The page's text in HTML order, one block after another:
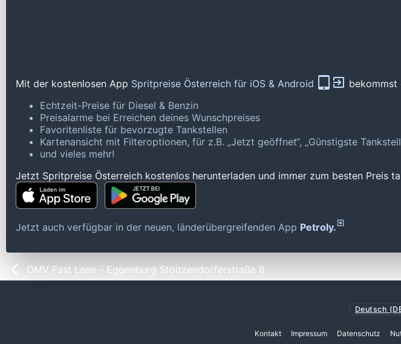
Mit der kostenlosen App Spritpreise Österreich für iOS & Android
bekommst
Echtzeit-Preise für Diesel & Benzin
Preisalarme bei Erreichen deines Wunschpreises
Favoritenliste für bevorzugte Tankstellen
Kartenansicht mit Filteroptionen, für z.B. „Jetzt geöffnet“, „Günstigste
und vieles mehr!
Jetzt Spritpreise Österreich kostenlos herunterladen und immer zum besten Preis
Jetzt auch verfügbar in der neuen, länderübergreifenden App Petroly.
OMV Fast Lane - Eggenburg Stoitzendorferstraße 8
Deutsch
Kontakt Impressum Datenschutz